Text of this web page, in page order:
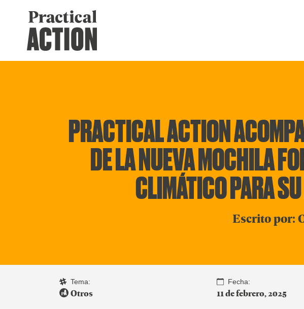
PRACTICAL ACTION
DE LA NUEVA MOCHILA
CLIMÁTICO PARA
Escrito por:
Tema:
Otros
Fecha:
11 de febrero, 2025